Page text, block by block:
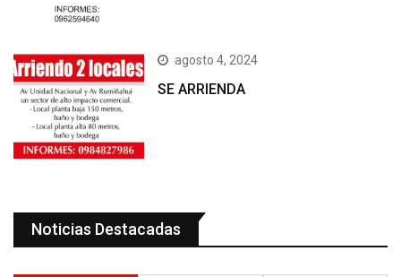
agosto 4, 2024
SE ARRIENDA
Noticias Destacadas